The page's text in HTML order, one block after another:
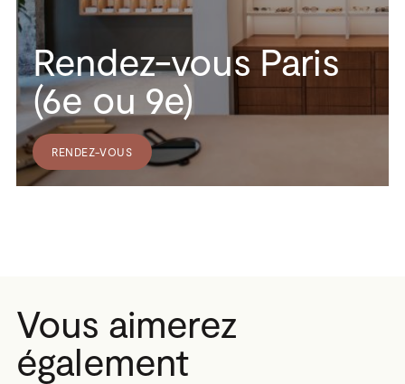
Rendez-vous Paris
(6e ou 9e)
RENDEZ-VOUS
Vous aimerez
également